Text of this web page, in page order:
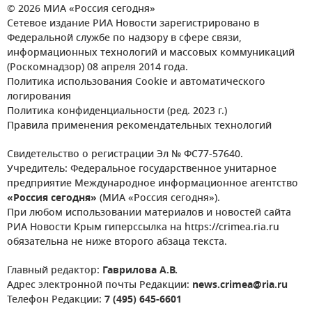
© 2026 МИА «Россия сегодня»
Сетевое издание РИА Новости зарегистрировано в
Федеральной службе по надзору в сфере связи,
информационных технологий и массовых коммуникаций
(Роскомнадзор) 08 апреля 2014 года.
Политика использования Cookie и автоматического
логирования
Политика конфиденциальности (ред. 2023 г.)
Правила применения рекомендательных технологий
Свидетельство о регистрации Эл № ФС77-57640.
Учредитель: Федеральное государственное унитарное
предприятие Международное информационное агентство
«Россия сегодня» (МИА «Россия сегодня»).
При любом использовании материалов и новостей сайта
РИА Новости Крым гиперссылка на https://crimea.ria.ru
обязательна не ниже второго абзаца текста.
Главный редактор: Гаврилова А.В.
Адрес электронной почты Редакции: news.crimea@ria.ru
Телефон Редакции: 7 (495) 645-6601